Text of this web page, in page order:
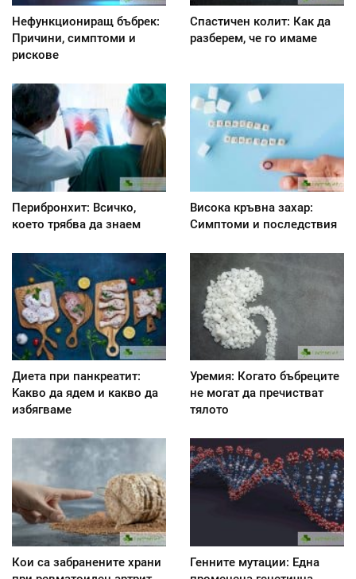
Нефункциониращ бъбрек:
Причини, симптоми и
рискове
Спастичен колит: Как да
разберем, че го имаме
Перибронхит: Всичко,
което трябва да знаем
Висока кръвна захар:
Симптоми и последствия
Диета при панкреатит:
Kакво да ядем и какво да
избягваме
Уремия: Когато бъбреците
не могат да пречистват
тялото
Кои са забранените храни
Генните мутации: Една